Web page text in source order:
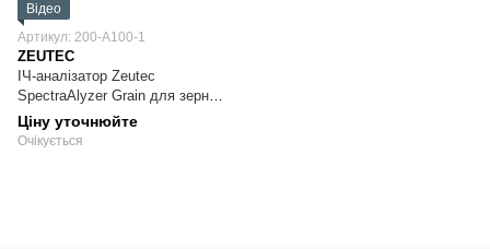
Відео
Артикул: 200-A100-1
ZEUTEC
ІЧ-аналізатор Zeutec
SpectraAlyzer Grain для зерна
та борошна
Ціну уточнюйте
Очікується